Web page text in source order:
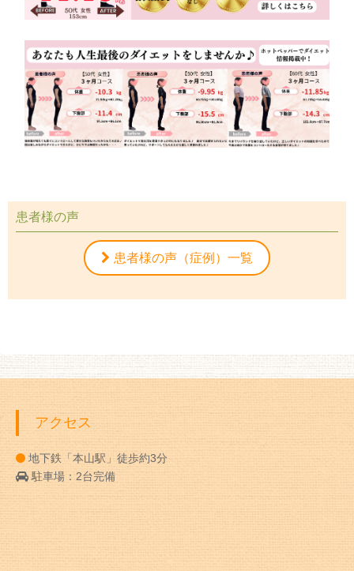
患者様の声
患者様の声（症例）一覧
アクセス
地下鉄「本山駅」徒歩約3分
駐車場：2台完備